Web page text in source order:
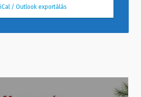
/ Outlook exportálás